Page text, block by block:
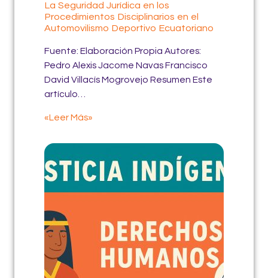
La Seguridad Jurídica en los
Procedimientos Disciplinarios en el
Automovilismo Deportivo Ecuatoriano
Fuente: Elaboración Propia Autores:
Pedro Alexis Jacome Navas Francisco
David Villacís Mogrovejo Resumen Este
artículo…
«Leer Más»